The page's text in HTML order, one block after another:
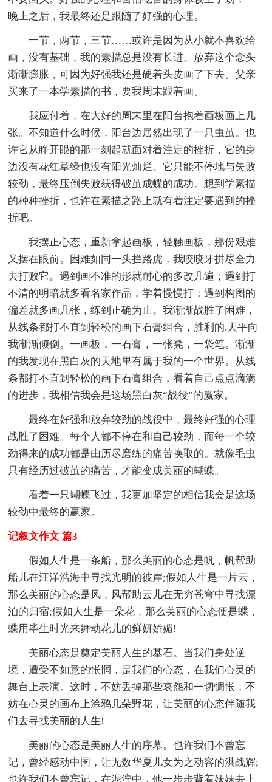
晚上之后，我最终还是跟随了好强的心理。
一节，两节，三节……或许是因为从小就不喜欢绘
画，没有基础，我的素描总是没有长进。放弃这个念头
渐渐膨胀，可因为好强我还是硬着头皮画了下去。父亲
买来了一本学素描的书，要我周末跟着画。
我应付着，在大好的周末里在阳台抱着画板画上几
张。不知道什么时候，阳台边居然出现了一只虫茧。也
许它从睁开眼的那一刻起就面对着注定的挫折，它的身
边没有花红草绿也没有阳光灿烂。它只能不停地与失败
较劲，最终压倒失败获得破茧成蝶的成功。想到学素描
的种种挫折，也许在素描之路上就有着注定要遇到的挫
折吧。
我摆正心态，重新拿起画板，轻触画板，那份艰难
又摆在眼前。困难如同一头拦路虎，我咬咬牙拼尽全力
去打败它。遇到画不准的形就耐心的多改几遍；遇到打
不清的明暗就多看名家作品，学着慢慢打；遇到构图的
偏差就多画几张，练到正确为止。我渐渐战胜了困难，
从线条都打不直到轻松的画下石膏组合，胜利的.天平向
我渐渐倾倒。一画板，一石膏，一张凳，一袋笔。渐渐
的我发现在黑白灰的天地里有属于我的一个世界。从线
条都打不直到轻松的画下石膏组合，看着自己点点滴滴
的进步，我相信我会是这场黑白灰“战役”的赢家。
最终在好强和放弃较劲的战役中，最终好强的心理
战胜了困难。每个人都不停在和自己较劲，而每一个较
劲得来的成功都是由历尽磨练的痛苦换取的。就像毛虫
只有经历过破茧的痛苦，才能变成美丽的蝴蝶。
看着一只蝴蝶飞过，我更加坚定的相信我会是这场
较劲中最终的赢家。
记叙文作文 篇3
假如人生是一条船，那么美丽的心态是帆，帆帮助
船儿在汪洋浩海中寻找光明的彼岸;假如人生是一片云，
那么美丽的心态是风，风帮助云儿在无穷苍穹中寻找漂
泊的归宿;假如人生是一朵花，那么美丽的心态便是蝶，
蝶用毕生时光来舞动花儿的鲜妍娇媚!
美丽心态是奠定美丽人生的基石。当我们身处逆
境，遭受不如意的怅惘，是我们的心态，在我们心灵的
舞台上表演。这时，不妨丢掉那些哀怨和一切惆怅，不
妨在心灵的画布上涂鸦几朵野花，让美丽的心态伴随我
们去寻找美丽的人生!
美丽的心态是美丽人生的序幕。也许我们不曾忘
记，曾经感动中国，让无数华夏儿女为之动容的洪战辉;
也许我们不曾忘记，在泥泞中，他一步步背着妹妹去上